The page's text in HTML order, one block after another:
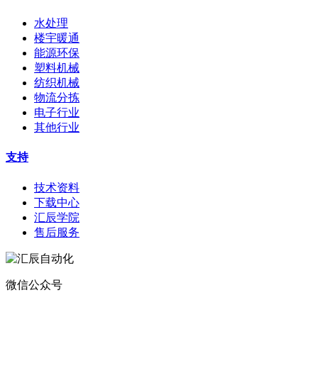
水处理
楼宇暖通
能源环保
塑料机械
纺织机械
物流分拣
电子行业
其他行业
支持
技术资料
下载中心
汇辰学院
售后服务
微信公众号